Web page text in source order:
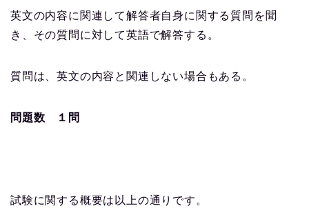
英文の内容に関連して解答者自身に関する質問を聞
き、その質問に対して英語で解答する。
質問は、英文の内容と関連しない場合もある。
問題数 １問
試験に関する概要は以上の通りです。